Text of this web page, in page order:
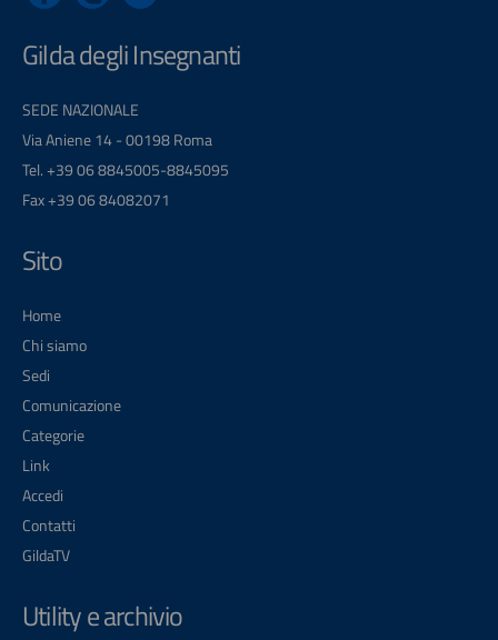
Gilda degli Insegnanti
SEDE NAZIONALE
Via Aniene 14 - 00198 Roma
Tel. +39 06 8845005-8845095
Fax +39 06 84082071
Sito
Home
Chi siamo
Sedi
Comunicazione
Categorie
Link
Accedi
Contatti
GildaTV
Utility e archivio